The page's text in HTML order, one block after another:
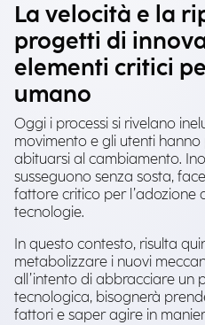
La velocità e la
progetti di
elementi critici
umano
Oggi i processi si rivelano
movimento e gli utenti
abituarsi al cambiamento.
susseguono senza sosta,
fattore critico per l’adozione
tecnologie.
In questo contesto, risulta
metabolizzare i nuovi
all’intento di abbracciare un
tecnologica, bisognerà
fattori e saper agire in